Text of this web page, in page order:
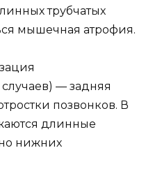
трубчатых
мышечная атрофия.
— задняя
позвонков. В
длинные
нижних